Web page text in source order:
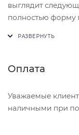
выглядит
полностью форму
Нажмите кнопку
Оплата
Уважаемые
наличными при